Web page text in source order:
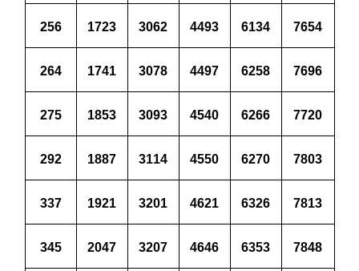
7654
6134
4493
3062
1723
256
7696
6258
4497
3078
1741
264
7720
6266
4540
3093
1853
275
7803
6270
4550
3114
1887
292
7813
6326
4621
3201
1921
337
7848
6353
4646
3207
2047
345